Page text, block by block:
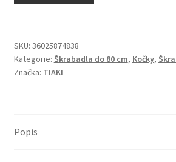
Odpočívadla pro kočky
Pamlsky pro kočky
SKU: 36025874838
Kategorie: Škrabadla do 80 cm, Kočky,
Značka: TIAKI
Popis